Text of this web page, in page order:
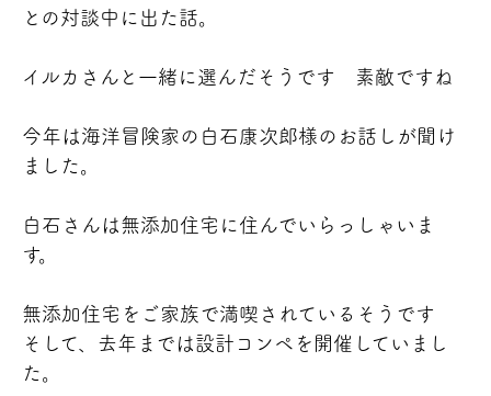
との対談中に出た話。
イルカさんと一緒に選んだそうです 素敵ですね
今年は海洋冒険家の白石康次郎様のお話しが聞け
ました。
白石さんは無添加住宅に住んでいらっしゃいま
す。
無添加住宅をご家族で満喫されているそうです
そして、去年までは設計コンペを開催していまし
た。